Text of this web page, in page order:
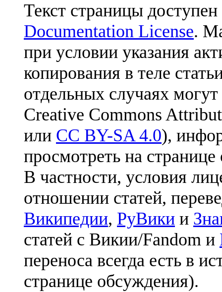
Текст страницы
Documentation License.
при условии указания
копирования в теле
отдельных случаях
Creative Commons
или CC BY-SA 4.0),
просмотреть на
В частности, условия
отношении статей,
Википедии, РуВики и
статей с Викии/Fandom и
переноса всегда есть в
странице обсуждения).